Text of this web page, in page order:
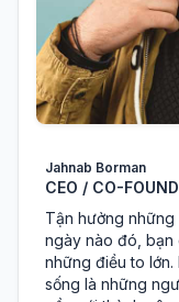
Jahnab Borman
CEO / CO-
Tận hưởng những
ngày nào đó, bạn
những điều to
sống là những